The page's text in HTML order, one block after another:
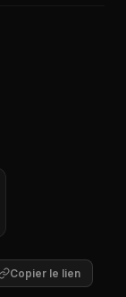
Copier le lien